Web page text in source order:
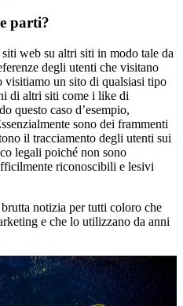
parti?
web su altri siti in modo tale da
degli utenti che visitano
visitiamo un sito di qualsiasi tipo
di altri siti come i like di
questo caso d’esempio,
sono dei frammenti
il tracciamento degli utenti sui
legali poiché non sono
riconoscibili e lesivi
notizia per tutti coloro che
e che lo utilizzano da anni